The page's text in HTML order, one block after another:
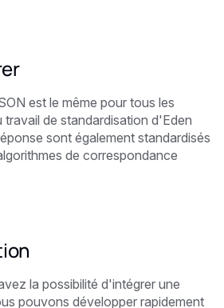
est le même pour tous les
travail de standardisation d'Eden
sont également standardisés
de correspondance
la possibilité d'intégrer une
pouvons développer rapidement